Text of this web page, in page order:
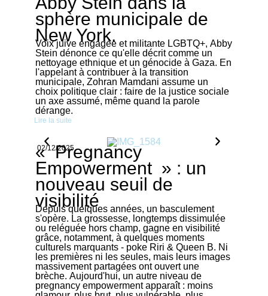
sphère municipale de
New York.
Voix juive engagée et militante LGBTQ+, Abby
Stein dénonce ce qu'elle décrit comme un
nettoyage ethnique et un génocide à Gaza. En
l'appelant à contribuer à la transition
municipale, Zohran Mamdani assume un
choix politique clair : faire de la justice sociale
un axe assumé, même quand la parole
dérange.
Lire la suite
02/12/2025
« Pregnancy
Empowerment » : un
nouveau seuil de
visibilité
Depuis quelques années, un basculement
s'opère. La grossesse, longtemps dissimulée
ou reléguée hors champ, gagne en visibilité
grâce, notamment, à quelques moments
culturels marquants - poke Riri & Queen B. Ni
les premières ni les seules, mais leurs images
massivement partagées ont ouvert une
brèche. Aujourd'hui, un autre niveau de
pregnancy empowerment apparaît : moins